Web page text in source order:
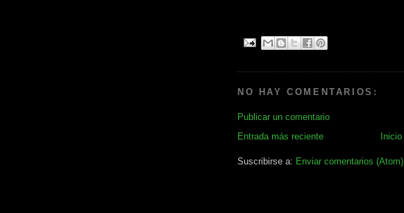
NO HAY COMENTARIOS:
Publicar un comentario
Entrada más reciente
Inicio
Suscribirse a: Enviar comentarios (Atom)